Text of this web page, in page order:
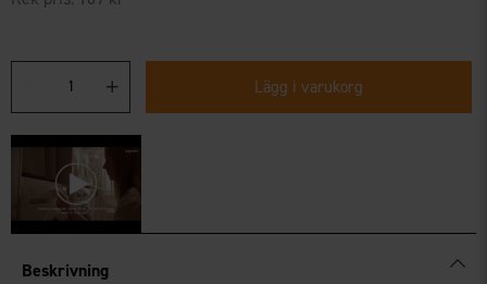
Lägg i varukorg
Beskrivning